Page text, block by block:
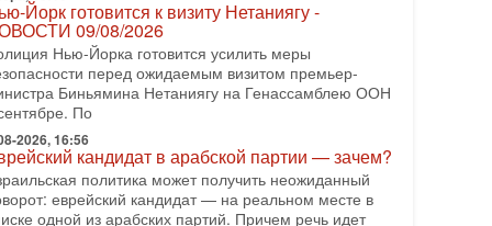
выпуске мы разбираем одну из самых тревожных
израильской политики. Известно, что израильская
общей безопасности (ШАБАК) создала
2026, 08:32
и Иран: последний шанс - НОВОСТИ
08/2026
США Дональд Трамп объявил о
переговоров с Ираном, но Тегеран пока
подтвердил готовность к диалогу. По словам
Йорк готовится к визиту Нетаниягу -
09/08/2026
Нью-Йорка готовится усилить меры
перед ожидаемым визитом премьер-
Биньямина Нетаниягу на Генассамблею ООН
По
2026, 16:56
кандидат в арабской партии — зачем?
политика может получить неожиданный
еврейский кандидат — на реальном месте в
одной из арабских партий. Причем речь идет